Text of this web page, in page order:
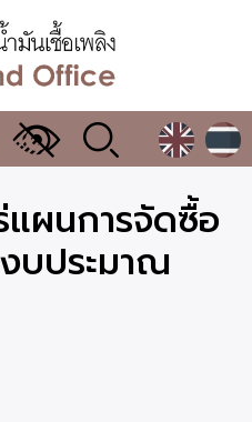
เมนู
เปลี่ยน
แสดง
ผล
แผนการจัดซื้อ
บประมาณ